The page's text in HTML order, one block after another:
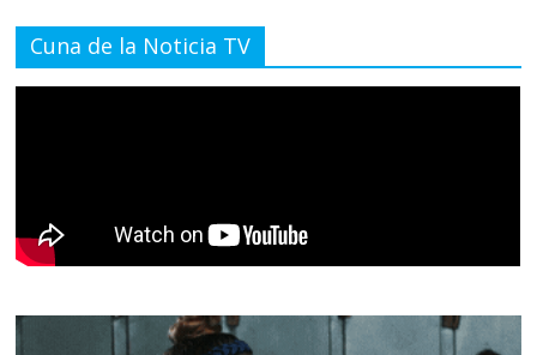
Cuna de la Noticia TV